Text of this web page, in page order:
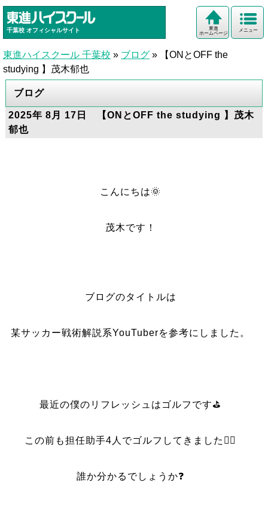
千葉校 オフィシャルサイト メニュー
東進
ホームページ
東進ハイスクール 千葉校 » ブログ »
【ONとOFF the
studying 】茂木郁也
ブログ
2025年 8月 17日 【ONとOFF the studying 】茂木
郁也
こんにちは🌞
茂木です！
ブログのタイトルは
某サッカー戦術解説系YouTuberを参考にしました。
最近の僕のリフレッシュはゴルフです⛳️
この前も担任助手4人でゴルフしてきました🏌️‍♂️
誰か分かるでしょうか❓